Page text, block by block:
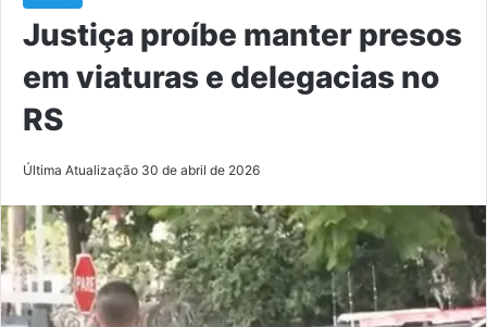
Justiça proíbe manter presos
em viaturas e delegacias no
RS
Última Atualização 30 de abril de 2026